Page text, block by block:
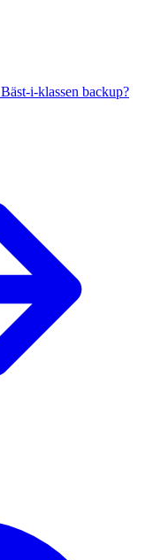
Bäst-i-klassen backup?